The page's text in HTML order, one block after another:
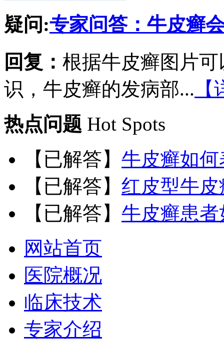
疑问:专家问答：牛皮癣
回复： 根据牛皮癣图片
识，牛皮癣的发病部...
热点问题 Hot Spots
【已解答】 牛皮癣如
【已解答】 红皮型牛
【已解答】 牛皮癣患
网站首页
医院概况
临床技术
专家介绍